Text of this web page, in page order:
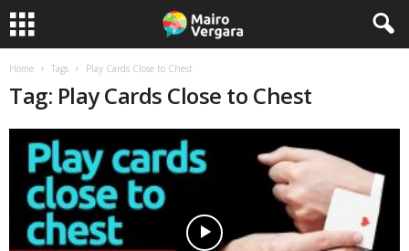
Home Tags Play Cards Close to Chest
Tag: Play Cards Close to Chest